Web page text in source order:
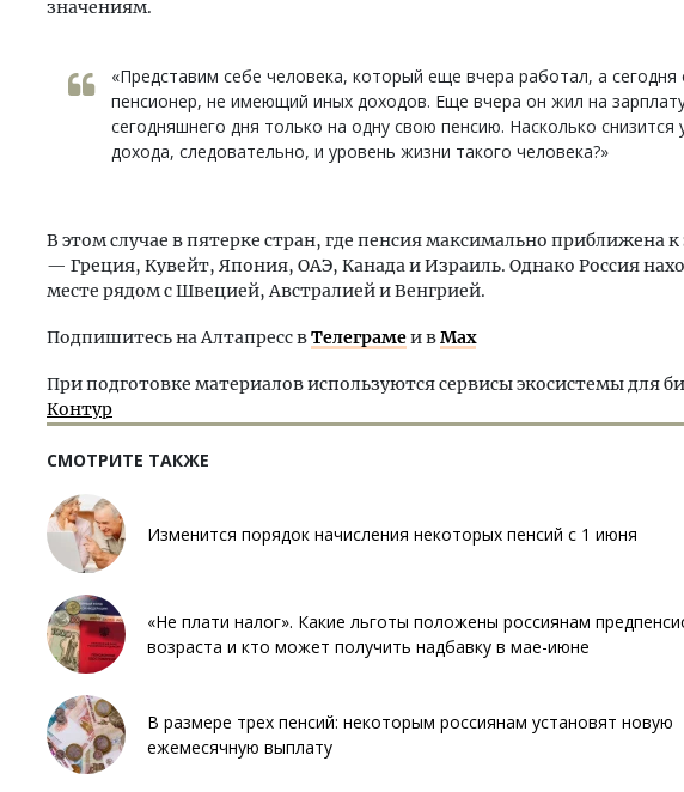
значениям.
«Представим себе человека, который еще вчера работал, а сегодня
пенсионер, не имеющий иных доходов. Еще вчера он жил на
сегодняшнего дня только на одну свою пенсию. Насколько снизится
дохода, следовательно, и уровень жизни такого человека?»
В этом случае в пятерке стран, где пенсия максимально приближена к
— Греция, Кувейт, Япония, ОАЭ, Канада и Израиль. Однако Россия
месте рядом с Швецией, Австралией и Венгрией.
Подпишитесь на Алтапресс вТелеграмеи вMax
При подготовке материалов используются сервисы экосистемы для
Контур
СМОТРИТЕ ТАКЖЕ
Изменится порядок начисления некоторых пенсий с 1 июня
«Не плати налог». Какие льготы положены россиянам
возраста и кто может получить надбавку в мае-июне
В размере трех пенсий: некоторым россиянам установят новую
ежемесячную выплату